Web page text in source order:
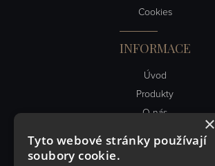
Cookies
INFORMACE
Úvod
Produkty
O nás
Kontakt
×
Tyto webové stránky používají
soubory cookie.